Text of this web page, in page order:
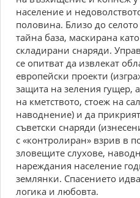
население и
половина. Близо до
тайна база, маскирана
складирани снаряди.
се опитват да извлекат
европейски проекти
защита на зеления гущер,
на кметството, стоеж на
наводнение) и да
съветски снаряди
с «контролиран» взрив в
зловещите слухове,
нареждания население
землянки. Спасението
логика и любовта.